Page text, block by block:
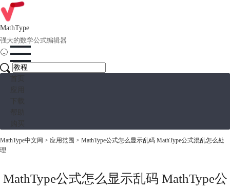
MathType
强大的数学公式编辑器
MathType中文网 > 应用范围 > MathType公式怎么显示乱码 MathType公式混乱怎么处
理
MathType公式怎么显示乱码 MathType公